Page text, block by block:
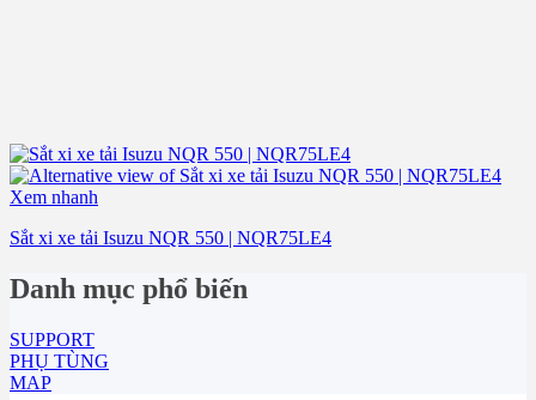
Xem nhanh
Sắt xi xe tải Isuzu NQR 550 | NQR75LE4
Danh mục phổ biến
SUPPORT
PHỤ TÙNG
MAP